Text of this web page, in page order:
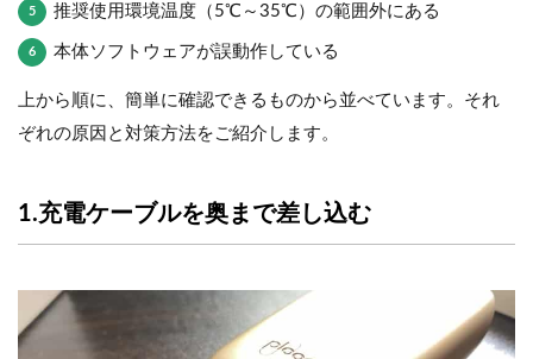
推奨使用環境温度（5℃～35℃）の範囲外にある
本体ソフトウェアが誤動作している
上から順に、簡単に確認できるものから並べています。それ
ぞれの原因と対策方法をご紹介します。
1.充電ケーブルを奥まで差し込む